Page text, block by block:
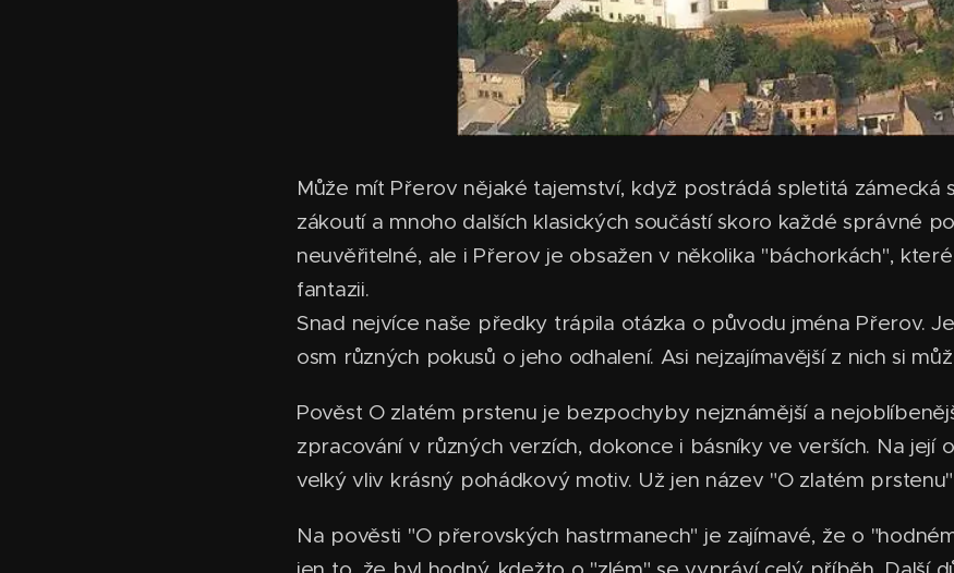
Může mít Přerov nějaké tajemství, když postrádá spletitá zámecká
zákoutí a mnoho dalších klasických součástí skoro každé správné
neuvěřitelné, ale i Přerov je obsažen v několika "báchorkách",
fantazii.
Snad nejvíce naše předky trápila otázka o původu jména Přerov.
osm různých pokusů o jeho odhalení. Asi nejzajímavější z nich si
Pověst O zlatém prstenu je bezpochyby nejznámější a
zpracování v různých verzích, dokonce i básníky ve verších. Na její
velký vliv krásný pohádkový motiv. Už jen název "O zlatém prstenu"
Na pověsti "O přerovských hastrmanech" je zajímavé, že o